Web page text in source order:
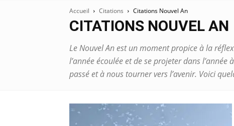
Accueil Citations Citations Nouvel An
CITATIONS NOUVEL AN
Le Nouvel An est un moment propice à la
l’année écoulée et de se projeter dans l’année
passé et à nous tourner vers l’avenir. Voici